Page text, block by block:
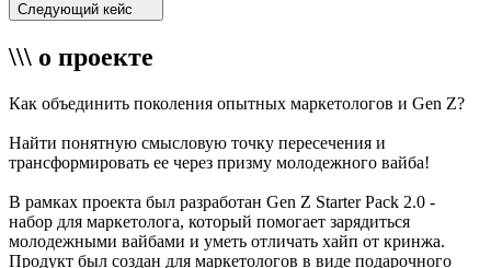
Следующий кейс
\\\ о проекте
Как объединить поколения опытных маркетологов и Gen Z?
Найти понятную смысловую точку пересечения и
трансформировать ее через призму молодежного вайба!
В рамках проекта был разработан Gen Z Starter Pack 2.0 -
набор для маркетолога, который помогает зарядиться
молодежными вайбами и уметь отличать хайп от кринжа.
Продукт был создан для маркетологов в виде подарочного